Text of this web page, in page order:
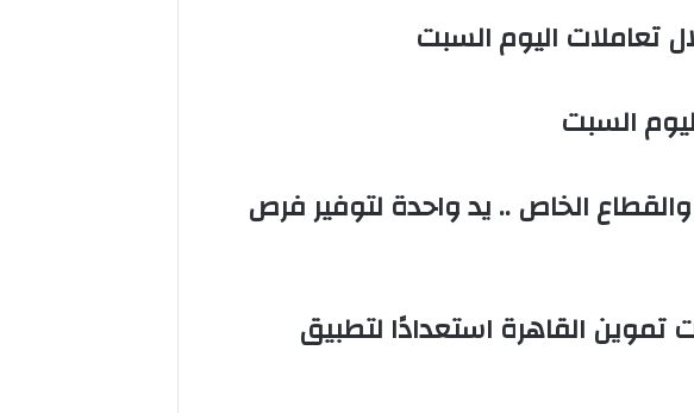
تعاملات اليوم السبت
السبت
الخاص .. يد واحدة لتوفير فرص
القاهرة استعدادًا لتطبيق